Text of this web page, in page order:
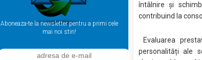
Aboneaza-te la newsletter pentru a primi cele
mai noi stiri!
întâlnire și
contribuind la
Evaluarea
personalități ale